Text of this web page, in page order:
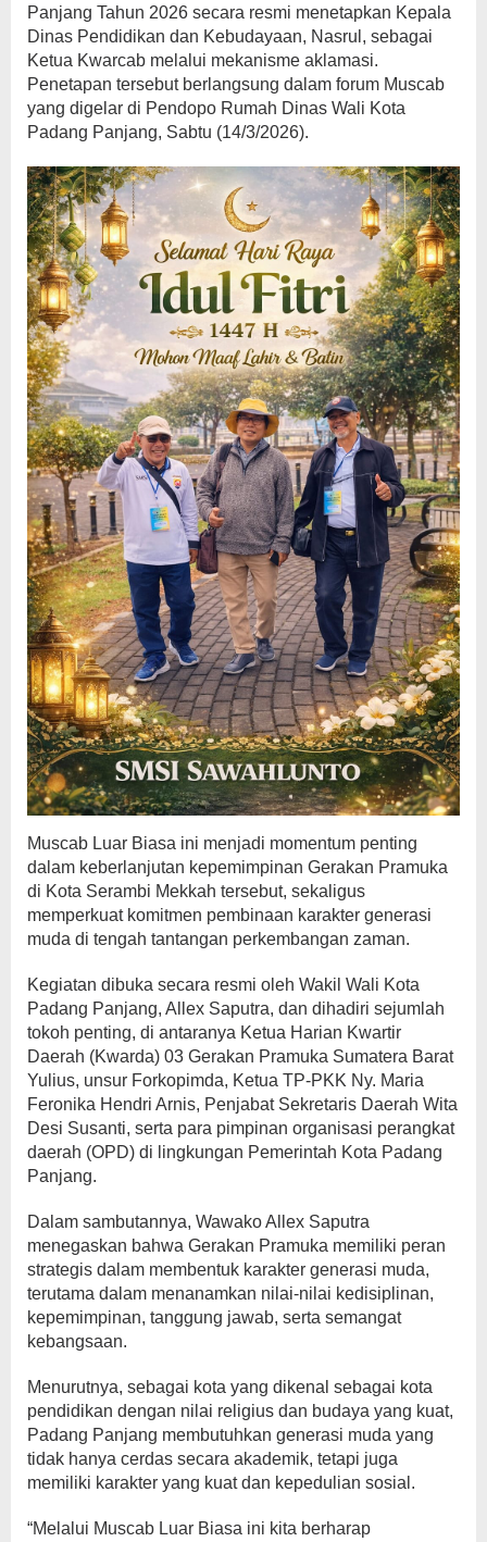
Panjang Tahun 2026 secara resmi menetapkan Kepala
Dinas Pendidikan dan Kebudayaan, Nasrul, sebagai
Ketua Kwarcab melalui mekanisme aklamasi.
Penetapan tersebut berlangsung dalam forum Muscab
yang digelar di Pendopo Rumah Dinas Wali Kota
Padang Panjang, Sabtu (14/3/2026).
Muscab Luar Biasa ini menjadi momentum penting
dalam keberlanjutan kepemimpinan Gerakan Pramuka
di Kota Serambi Mekkah tersebut, sekaligus
memperkuat komitmen pembinaan karakter generasi
muda di tengah tantangan perkembangan zaman.
Kegiatan dibuka secara resmi oleh Wakil Wali Kota
Padang Panjang, Allex Saputra, dan dihadiri sejumlah
tokoh penting, di antaranya Ketua Harian Kwartir
Daerah (Kwarda) 03 Gerakan Pramuka Sumatera Barat
Yulius, unsur Forkopimda, Ketua TP-PKK Ny. Maria
Feronika Hendri Arnis, Penjabat Sekretaris Daerah Wita
Desi Susanti, serta para pimpinan organisasi perangkat
daerah (OPD) di lingkungan Pemerintah Kota Padang
Panjang.
Dalam sambutannya, Wawako Allex Saputra
menegaskan bahwa Gerakan Pramuka memiliki peran
strategis dalam membentuk karakter generasi muda,
terutama dalam menanamkan nilai-nilai kedisiplinan,
kepemimpinan, tanggung jawab, serta semangat
kebangsaan.
Menurutnya, sebagai kota yang dikenal sebagai kota
pendidikan dengan nilai religius dan budaya yang kuat,
Padang Panjang membutuhkan generasi muda yang
tidak hanya cerdas secara akademik, tetapi juga
memiliki karakter yang kuat dan kepedulian sosial.
“Melalui Muscab Luar Biasa ini kita berharap